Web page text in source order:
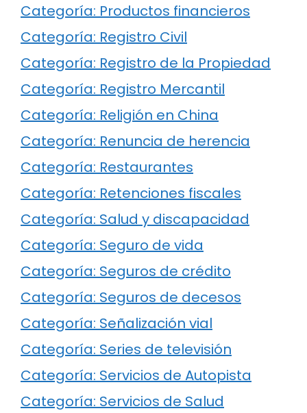
Categoría: Productos financieros
Categoría: Registro Civil
Categoría: Registro de la Propiedad
Categoría: Registro Mercantil
Categoría: Religión en China
Categoría: Renuncia de herencia
Categoría: Restaurantes
Categoría: Retenciones fiscales
Categoría: Salud y discapacidad
Categoría: Seguro de vida
Categoría: Seguros de crédito
Categoría: Seguros de decesos
Categoría: Señalización vial
Categoría: Series de televisión
Categoría: Servicios de Autopista
Categoría: Servicios de Salud